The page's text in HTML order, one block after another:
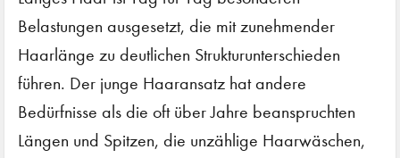
Belastungen ausgesetzt, die mit zunehmender
Haarlänge zu deutlichen Strukturunterschieden
führen. Der junge Haaransatz hat andere
Bedürfnisse als die oft über Jahre beanspruchten
Längen und Spitzen, die unzählige Haarwäschen,